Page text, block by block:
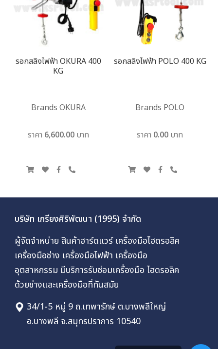
รอกสลิงไฟฟ้า OKURA 400
KG
Brands OKURA
ราคา 6,600.00 บาท
รอกสลิงไฟฟ้า POLO 400 KG
Brands POLO
ราคา 0.00 บาท
บริษัท เกรียงศิริพัฒนา (1995) จำกัด
ผู้จัดจำหน่าย สินค้าฮาร์ดแวร์ เครื่องมือไฮดรอลิค
เครื่องมือช่าง เครื่องมือไฟฟ้า เครื่องมือ
อุตสาหกรรม มีบริการรับซ่อมเครื่องมือ ไฮดรอลิค
ด้วยช่างและเครื่องมือที่ทันสมัย
34/1-5 หมู่ 9 ถ.เทพารักษ์ ต.บางพลีใหญ่
อ.บางพลี จ.สมุทรปราการ 10540